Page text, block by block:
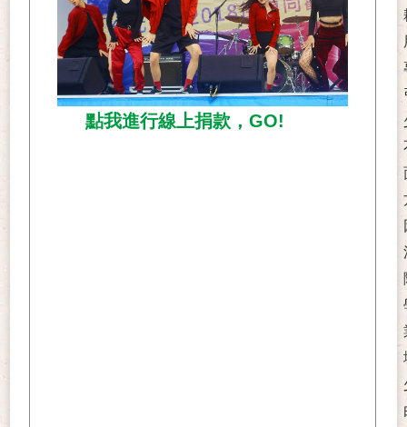
點我進行線上捐款，GO!